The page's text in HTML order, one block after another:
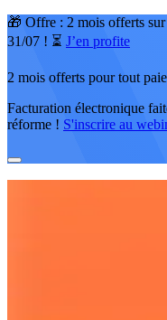
🎁 Offre : 2 mois offerts
31/07 ! ⏳ J’en profite
2 mois offerts pour tout
Facturation électronique
réforme ! S'inscrire au